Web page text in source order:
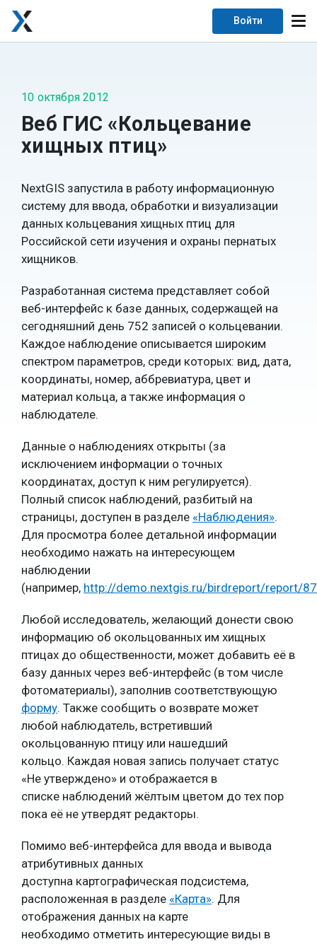
Войти
10 октября 2012
Веб ГИС «Кольцевание
хищных птиц»
NextGIS запустила в работу информационную
систему для ввода, обработки и визуализации
данных кольцевания хищных птиц для
Российской сети изучения и охраны пернатых
хищников.
Разработанная система представляет собой
веб-интерфейс к базе данных, содержащей на
сегодняшний день 752 записей о кольцевании.
Каждое наблюдение описывается широким
спектром параметров, среди которых: вид, дата,
координаты, номер, аббревиатура, цвет и
материал кольца, а также информация о
наблюдателе.
Данные о наблюдениях открыты (за
исключением информации о точных
координатах, доступ к ним регулируется).
Полный список наблюдений, разбитый на
страницы, доступен в разделе «Наблюдения».
Для просмотра более детальной информации
необходимо нажать на интересующем
наблюдении
(например, http://demo.nextgis.ru/birdreport/report/
Любой исследователь, желающий донести свою
информацию об окольцованных им хищных
птицах до общественности, может добавить её в
базу данных через веб-интерфейс (в том числе
фотоматериалы), заполнив соответствующую
форму. Также сообщить о возврате может
любой наблюдатель, встретивший
окольцованную птицу или нашедший
кольцо. Каждая новая запись получает статус
«Не утверждено» и отображается в
списке наблюдений жёлтым цветом до тех пор
пока её не утвердят редакторы.
Помимо веб-интерфейса для ввода и вывода
атрибутивных данных
доступна картографическая подсистема,
расположенная в разделе «Карта». Для
отображения данных на карте
необходимо отметить интересующие виды в